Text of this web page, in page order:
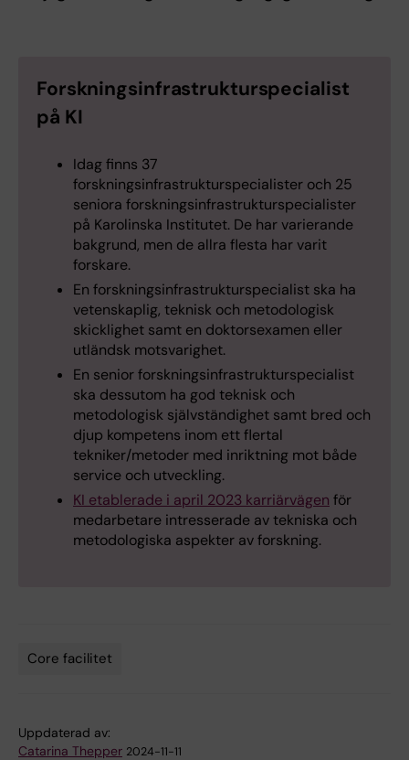
Forskningsinfrastrukturspecialist
på KI
Idag finns 37
forskningsinfrastrukturspecialister och 25
seniora forskningsinfrastrukturspecialister
på Karolinska Institutet. De har varierande
bakgrund, men de allra flesta har varit
forskare.
En forskningsinfrastrukturspecialist ska ha
vetenskaplig, teknisk och metodologisk
skicklighet samt en doktorsexamen eller
utländsk motsvarighet.
En senior forskningsinfrastrukturspecialist
ska dessutom ha god teknisk och
metodologisk självständighet samt bred och
djup kompetens inom ett flertal
tekniker/metoder med inriktning mot både
service och utveckling.
KI etablerade i april 2023 karriärvägen för
medarbetare intresserade av tekniska och
metodologiska aspekter av forskning.
Core facilitet
Uppdaterad av:
Catarina Thepper 2024-11-11